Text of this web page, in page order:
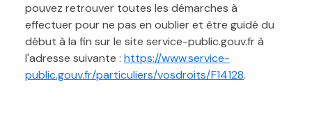
pouvez retrouver toutes les démarches à
effectuer pour ne pas en oublier et être guidé du
début à la fin sur le site service-public.gouv.fr à
l'adresse suivante : https://www.service-
public.gouv.fr/particuliers/vosdroits/F14128.